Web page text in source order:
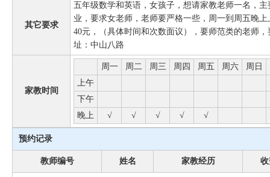
其它要求
五年级数学和英语，女孩子，想请家教老师一名，
业，要求女老师，老师要严格一些，周一到周五晚
40元，（具体时间和次数面议），要师范类的老师
址：中山八路
家教时间
周一 周二 周三 周四 周五 周六 周日
上午
下午
晚上
√ √ √ √ √
预约记录
教师编号 姓名 家教经历